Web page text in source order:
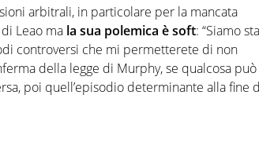
arbitrali, in particolare per la mancata
Leao ma la sua polemica è soft: “Siamo
controversi che mi permetterete di non
della legge di Murphy, se qualcosa
poi quell’episodio determinante alla fine